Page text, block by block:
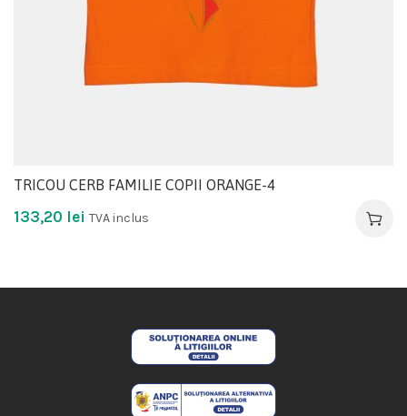
TRICOU CERB FAMILIE COPII ORANGE-4
133,20 lei TVA inclus